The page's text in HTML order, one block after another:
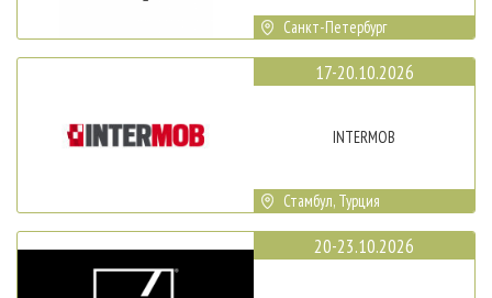
Санкт-Петербург
17-20.10.2026
INTERMOB
Стамбул, Турция
20-23.10.2026